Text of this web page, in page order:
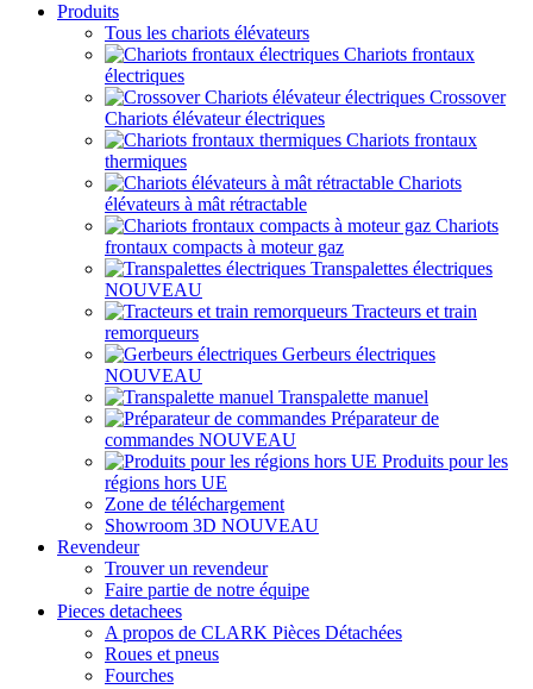
Produits
Tous les chariots élévateurs
Chariots frontaux
électriques
Crossover
Chariots élévateur électriques
Chariots frontaux
thermiques
Chariots
élévateurs à mât rétractable
Chariots
frontaux compacts à moteur gaz
Transpalettes électriques
NOUVEAU
Tracteurs et train
remorqueurs
Gerbeurs électriques
NOUVEAU
Transpalette manuel
Préparateur de
commandes NOUVEAU
Produits pour les
régions hors UE
Zone de téléchargement
Showroom 3D NOUVEAU
Revendeur
Trouver un revendeur
Faire partie de notre équipe
Pieces detachees
A propos de CLARK Pièces Détachées
Roues et pneus
Fourches